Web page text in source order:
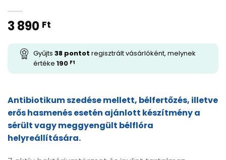
3 890 Ft
Gyűjts 38 pontot regisztrált vásárlóként, melynek
értéke 190 Ft
Antibiotikum szedése mellett, bélfertőzés, illetve
erős hasmenés esetén ajánlott készítmény a
sérült vagy meggyengült bélflóra
helyreállítására.